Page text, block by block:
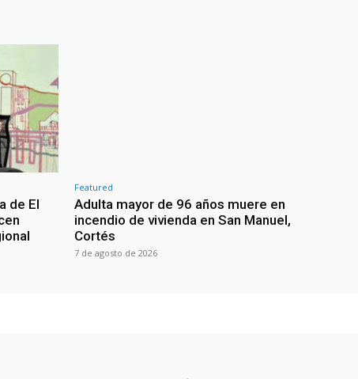
de El
Featured
Adulta mayor de 96 años muere en
incendio de vivienda en San Manuel,
Cortés
7 de agosto de 2026